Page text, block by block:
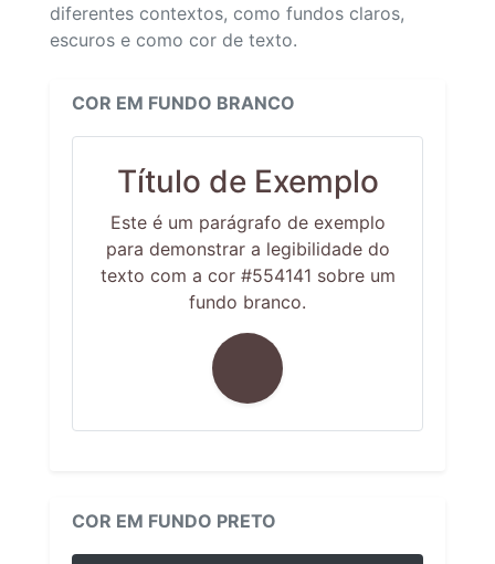
diferentes contextos, como fundos claros,
escuros e como cor de texto.
COR EM FUNDO BRANCO
Título de Exemplo
Este é um parágrafo de exemplo
para demonstrar a legibilidade do
texto com a cor #554141 sobre um
fundo branco.
COR EM FUNDO PRETO